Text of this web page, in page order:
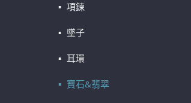
項鍊
墜子
耳環
寶石&翡翠